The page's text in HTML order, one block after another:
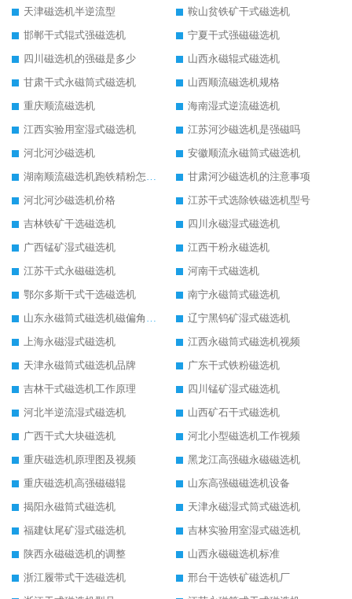
天津磁选机半逆流型
鞍山贫铁矿干式磁选机
邯郸干式辊式强磁选机
宁夏干式强磁磁选机
四川磁选机的强磁是多少
山西永磁辊式磁选机
甘肃干式永磁筒式磁选机
山西顺流磁选机规格
重庆顺流磁选机
海南湿式逆流磁选机
江西实验用室湿式磁选机
江苏河沙磁选机是强磁吗
河北河沙磁选机
安徽顺流永磁筒式磁选机
湖南顺流磁选机跑铁精粉怎么处理
甘肃河沙磁选机的注意事项
河北河沙磁选机价格
江苏干式选除铁磁选机型号
吉林铁矿干选磁选机
四川永磁湿式磁选机
广西锰矿湿式磁选机
江西干粉永磁选机
江苏干式永磁磁选机
河南干式磁选机
鄂尔多斯干式干选磁选机
南宁永磁筒式磁选机
山东永磁筒式磁选机磁偏角怎么调整
辽宁黑钨矿湿式磁选机
上海永磁湿式磁选机
江西永磁筒式磁选机视频
天津永磁筒式磁选机品牌
广东干式铁粉磁选机
吉林干式磁选机工作原理
四川锰矿湿式磁选机
河北半逆流湿式磁选机
山西矿石干式磁选机
广西干式大块磁选机
河北小型磁选机工作视频
重庆磁选机原理图及视频
黑龙江高强磁永磁磁选机
重庆磁选机高强磁磁辊
山东高强磁磁选机设备
揭阳永磁筒式磁选机
天津永磁湿式筒式磁选机
福建钛尾矿湿式磁选机
吉林实验用室湿式磁选机
陕西永磁磁选机的调整
山西永磁磁选机标准
浙江履带式干选磁选机
邢台干选铁矿磁选机厂